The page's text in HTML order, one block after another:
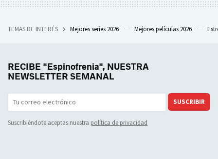
TEMAS DE INTERÉS Mejores series 2026 Mejores películas 2026
RECIBE "Espinofrenia", NUESTRA
NEWSLETTER SEMANAL
SUSCRIBIR
Suscribiéndote aceptas nuestra política de privacidad